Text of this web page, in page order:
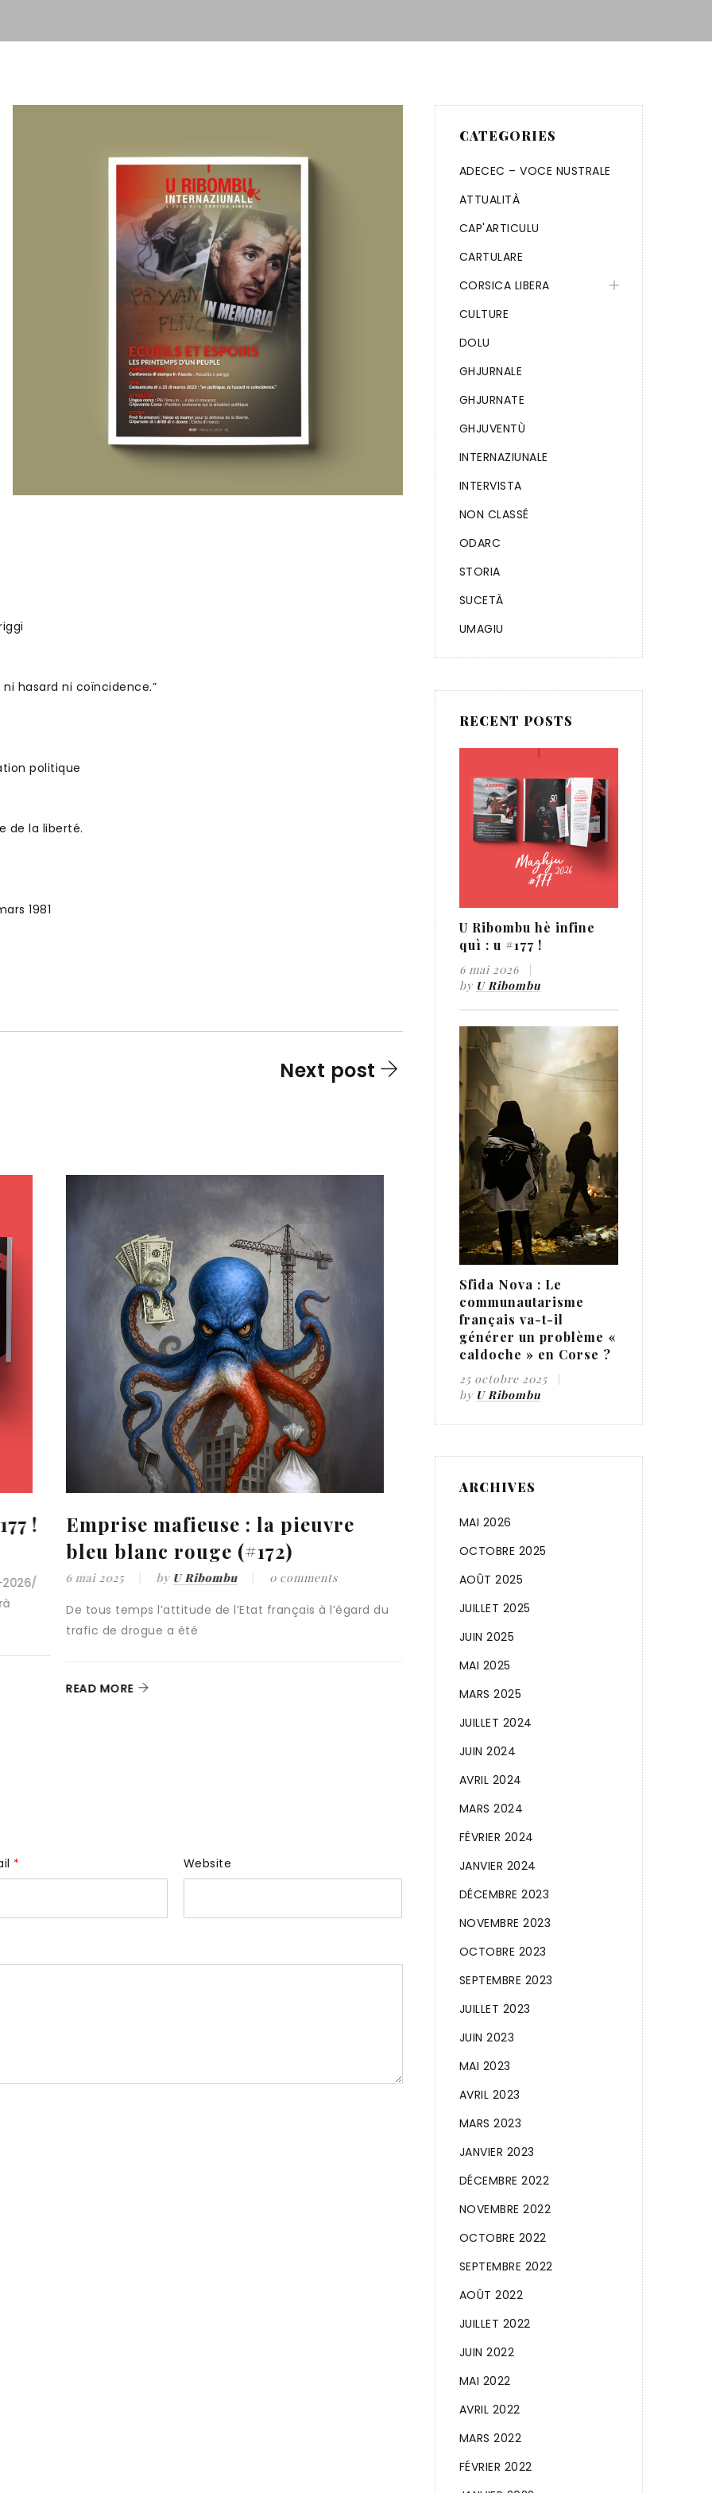
hasard ni coïncidence.”
politique
de la liberté.
1981
Next post
du
A SFIDA NOVA : De l’autonomisme
à une stratégie de souveraineté
28 mars 2025 byU Ribombu 0 comments
Au seuil de cette nouvelle année, force est de
constater que les espoirs, nourris par
READ MORE
De l’assimilation à la
l’exemple français par Jean-
Michel Brun
28 juillet 2024
“ L’assimilation, par sa fonction de
cultures locales a été un instrument
READ MORE
* Website
CATEGORIES
ADECEC – VOCE NUSTRALE
ATTUALITÀ
CAP'ARTICULU
CARTULARE
CORSICA LIBERA
CULTURE
DOLU
GHJURNALE
GHJURNATE
GHJUVENTÙ
INTERNAZIUNALE
INTERVISTA
NON CLASSÉ
ODARC
STORIA
SUCETÀ
UMAGIU
RECENT POSTS
U Ribombu hè infine
quì : u #177 !
6 mai 2026
by U Ribombu
Sfida Nova : Le
communautarisme
français va-t-il
générer un problème «
caldoche » en Corse ?
25 octobre 2025
by U Ribombu
ARCHIVES
MAI 2026
OCTOBRE 2025
AOÛT 2025
JUILLET 2025
JUIN 2025
MAI 2025
MARS 2025
JUILLET 2024
JUIN 2024
AVRIL 2024
MARS 2024
FÉVRIER 2024
JANVIER 2024
DÉCEMBRE 2023
NOVEMBRE 2023
OCTOBRE 2023
SEPTEMBRE 2023
JUILLET 2023
JUIN 2023
MAI 2023
AVRIL 2023
MARS 2023
JANVIER 2023
DÉCEMBRE 2022
NOVEMBRE 2022
OCTOBRE 2022
SEPTEMBRE 2022
AOÛT 2022
JUILLET 2022
JUIN 2022
MAI 2022
AVRIL 2022
MARS 2022
FÉVRIER 2022